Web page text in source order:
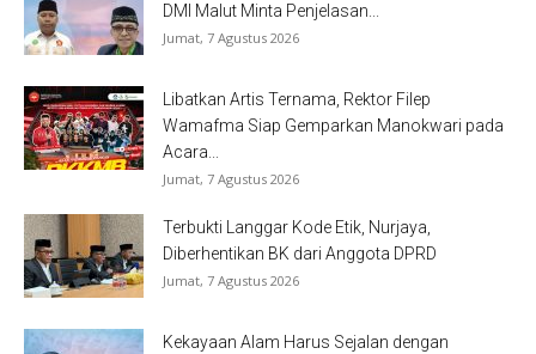
DMI Malut Minta Penjelasan...
Jumat, 7 Agustus 2026
Libatkan Artis Ternama, Rektor Filep
Wamafma Siap Gemparkan Manokwari pada
Acara...
Jumat, 7 Agustus 2026
Terbukti Langgar Kode Etik, Nurjaya,
Diberhentikan BK dari Anggota DPRD
Jumat, 7 Agustus 2026
Kekayaan Alam Harus Sejalan dengan